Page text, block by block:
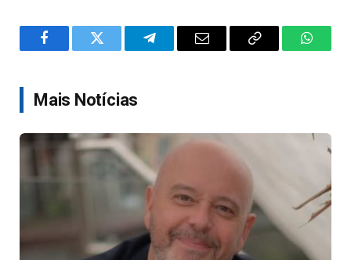
FacebookTwitter TelegramEmail
Copy
Mais Notícias